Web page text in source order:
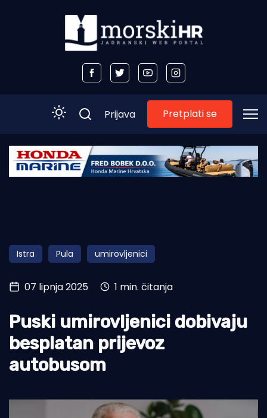
Početna
Obala
Otoci
Turizam i nautika
Pomorstvo
Ribolov
Ekologija
Prijava Pretplati se
Istra Pula umirovljenici
07 lipnja 2025 1 min. čitanja
Puski umirovljenici dobivaju
besplatan prijevoz
autobusom